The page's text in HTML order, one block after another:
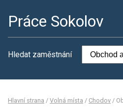
Práce Sokolov
Hledat zaměstnání
Hlavní strana / Volná místa / Chodov /